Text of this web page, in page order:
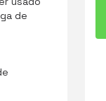
de